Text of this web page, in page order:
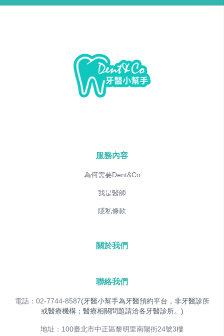
服務內容
為何需要Dent&Co
我是醫師
隱私條款
關於我們
聯絡我們
電話：02-7744-8587(牙醫小幫手為牙醫預約平台，非牙醫診所
或醫療機構；醫療相關問題請洽各牙醫診所。)
地址：100臺北市中正區黎明里南陽街24號3樓